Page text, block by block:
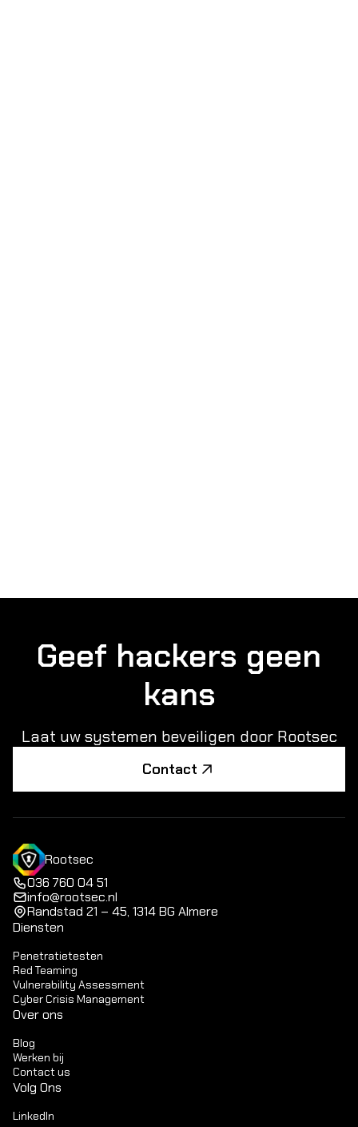
Geef hackers geen
kans
Laat uw systemen beveiligen door Rootsec
Contact
Rootsec
036 760 04 51
info@rootsec.nl
Randstad 21 – 45, 1314 BG Almere
Diensten
Penetratietesten
Red Teaming
Vulnerability Assessment
Cyber Crisis Management
Over ons
Blog
Werken bij
Contact us
Volg Ons
LinkedIn